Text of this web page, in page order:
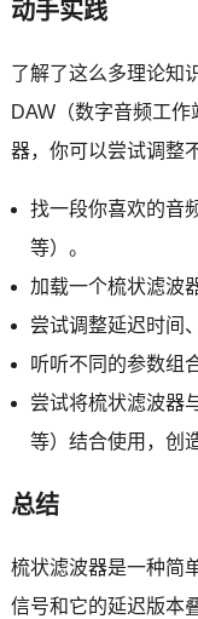
动手实践
了解了这么多理论知
DAW（数字音频工
器，你可以尝试调整
找一段你喜欢的音
等）。
加载一个梳状滤波
尝试调整延迟时间
听听不同的参数组
尝试将梳状滤波器
等）结合使用，创
总结
梳状滤波器是一种简
信号和它的延迟版本